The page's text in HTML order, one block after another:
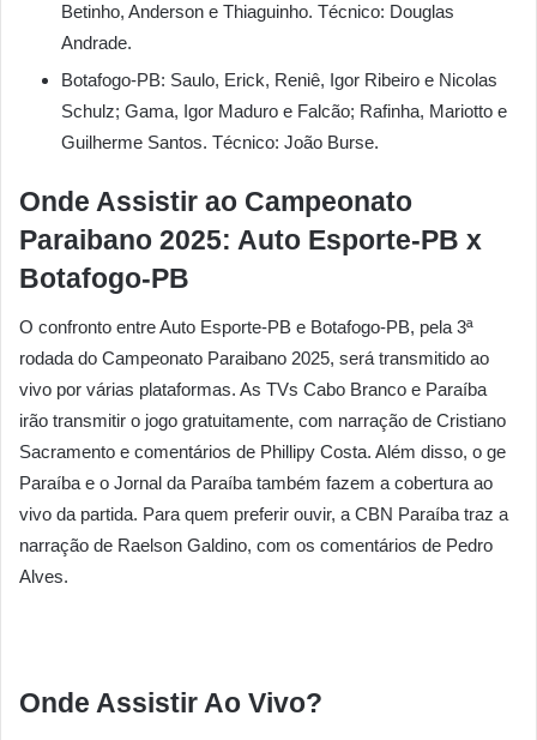
Betinho, Anderson e Thiaguinho. Técnico: Douglas
Andrade.
Botafogo-PB: Saulo, Erick, Reniê, Igor Ribeiro e Nicolas
Schulz; Gama, Igor Maduro e Falcão; Rafinha, Mariotto e
Guilherme Santos. Técnico: João Burse.
Onde Assistir ao Campeonato
Paraibano 2025: Auto Esporte-PB x
Botafogo-PB
O confronto entre Auto Esporte-PB e Botafogo-PB, pela 3ª
rodada do Campeonato Paraibano 2025, será transmitido ao
vivo por várias plataformas. As TVs Cabo Branco e Paraíba
irão transmitir o jogo gratuitamente, com narração de Cristiano
Sacramento e comentários de Phillipy Costa. Além disso, o ge
Paraíba e o Jornal da Paraíba também fazem a cobertura ao
vivo da partida. Para quem preferir ouvir, a CBN Paraíba traz a
narração de Raelson Galdino, com os comentários de Pedro
Alves.
Onde Assistir Ao Vivo?